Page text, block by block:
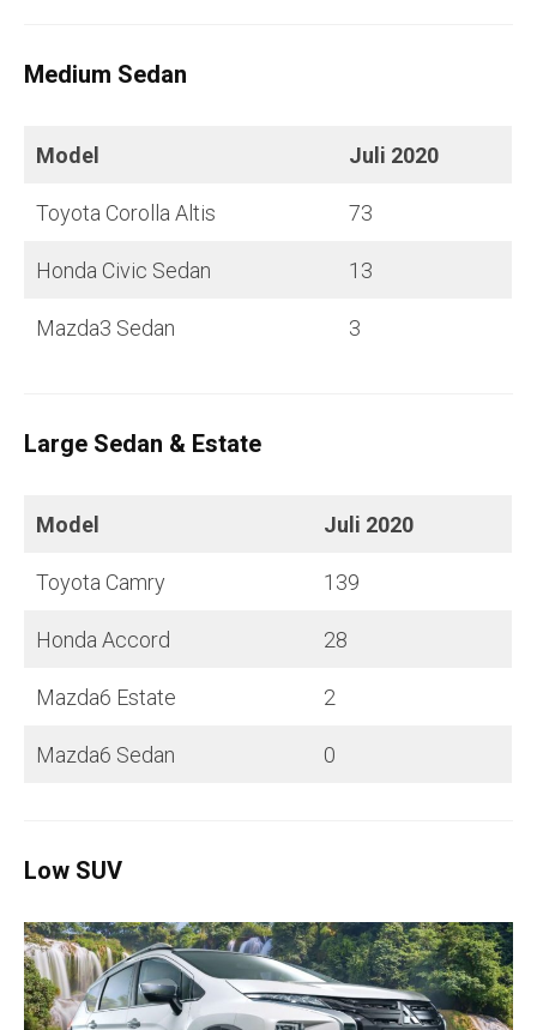
Medium Sedan
Model Juli 2020
Toyota Corolla Altis 73
Honda Civic Sedan 13
Mazda3 Sedan 3
Large Sedan & Estate
Model Juli 2020
Toyota Camry 139
Honda Accord 28
Mazda6 Estate 2
Mazda6 Sedan 0
Low SUV